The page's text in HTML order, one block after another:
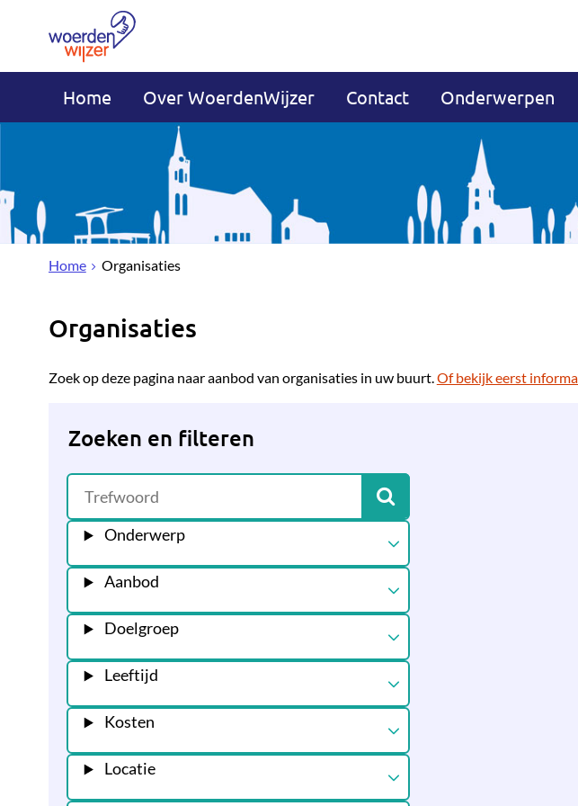
Home Over WoerdenWijzer Contact Onderwerpen
Home Organisaties
Organisaties
Zoek op deze pagina naar aanbod van organisaties in uw buurt.Of bekijk eerst
Zoeken en filteren
Onderwerp
Aanbod
Doelgroep
Leeftijd
Kosten
Locatie